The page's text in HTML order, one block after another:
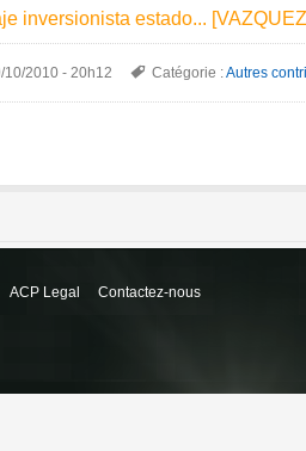
inversionista estado...
10/2010 - 20h12 Catégorie :Autres
ACP Legal Contactez-nous